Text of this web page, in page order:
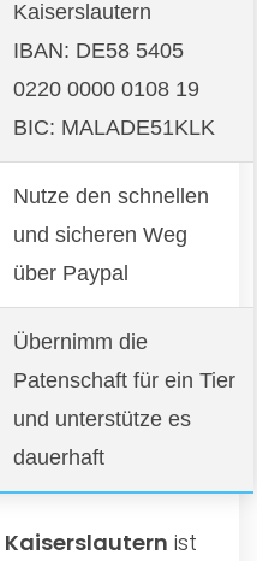
Kaiserslautern
IBAN: DE58 5405
0220 0000 0108 19
BIC: MALADE51KLK
Nutze den schnellen
und sicheren Weg
über Paypal
Übernimm die
Patenschaft für ein Tier
und unterstütze es
dauerhaft
ist